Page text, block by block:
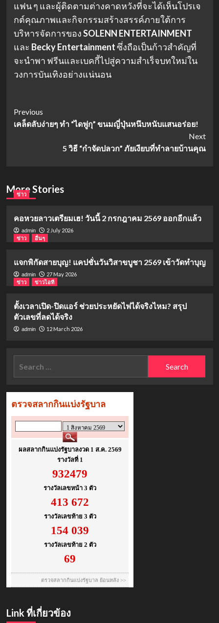
แฟน ๆ และผู้ติดตามต่างคาดหวังที่จะได้เห็นโปรเจ
กต์คุณภาพและกิจกรรมสร้างสรรค์ภายใต้การ
บริหารจัดการของSOLENN ENTERTAINMENT
และ Becky Entertainmentซึ่งถือเป็นก้าวสำคัญที่
จะนำพา ฟรีนและเบคกี้ไปสู่ความสำเร็จบทใหม่ใน
วงการบันเทิงอย่างแน่นอน
Post
Navigation
Previous
เคล็ดลับง่ายๆ ทำ “ไดฟูกุ” ขนมญี่ปุ่นหนึบหนับแสนอร่อย!
Next
5 วิธี “กำจัดปลวก” ภัยเงียบที่ทำลายบ้านคุณ
More Stories
ข่าว
คอหวยลาวเตรียมเฮ! วันนี้ 2 กรกฎาคม 2569 ออกอีกแล้ว
admin
2 July 2026
ข่าว
อื่นๆ
แจกพิกัดสายบุญ! แคปชั่นวันวิสาขบูชา 2569 เข้าวัดทำบุญ
admin
27 May 2026
ข่าว
ข่าวไอที
ตั้งเวลาเปิด-ปิดแอร์ ช่วยประหยัดไฟได้จริงไหม? สรุป
ตัวเลขที่ลดได้จริง
admin 12 March 2026
Link ที่เกี่ยวข้อง